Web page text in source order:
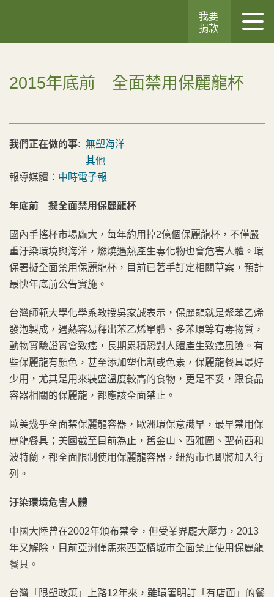
我要
捐款
2015年底前 全面禁用保麗龍杯
我們正在做的事: 無塑海洋
其他
報導媒體： 中時電子報
年底前 擬全面禁用保麗龍杯
國內手搖杯市場龐大，每年約用掉2億個保麗龍杯，不僅嚴
重汙染環境與海洋，燃燒遇熱產生毒化物也會危害人體。環
保署擬全面禁用保麗龍杯，目前已著手訂定相關草案，預計
最快年底前公告實施。
台灣師範大學化學系教授吳家誠表示，保麗龍就是聚苯乙烯
發泡製成，遇熱容易釋出苯乙烯單體、多苯環等有毒物質，
動物實驗證實會致癌，長期累積恐對人體產生致癌風險。有
些保麗龍有顏色，甚至添加塑化劑或色素，保麗龍餐具最好
少用，尤其是用來裝盛溫度較高的食物，更是不妥，跟食品
容器相關的保麗龍，都應該全面禁止。
歐美幾乎全面禁保麗龍容器，歐洲環保意識早，最早禁用保
麗龍餐具；美國截至目前為止，舊金山、西雅圖、聖荷西和
波特蘭，都全面限制使用保麗龍容器，紐約市也即將加入行
列。
汙染環境危害人體
中國大陸曾在2002年頒布禁令，但受業界龐大壓力，2013
年又解除，目前亞洲僅馬來西亞檳城市全面禁止使用保麗龍
餐具。
台灣「限塑政策」上路12年來，雖環署明訂「有店面」的餐